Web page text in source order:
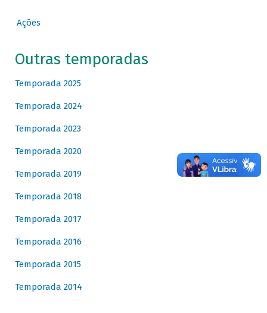
Ações
Outras temporadas
Temporada 2025
Temporada 2024
Temporada 2023
Temporada 2020
Temporada 2019
Temporada 2018
Temporada 2017
Temporada 2016
Temporada 2015
Temporada 2014